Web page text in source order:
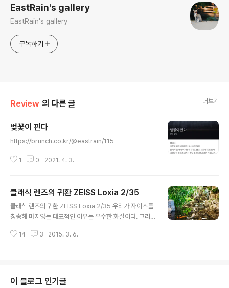
EastRain's gallery
EastRain's gallery
구독하기
Review 의 다른 글 더보기
벚꽃이 핀다
https://brunch.co.kr/@eastrain/115
1 0 2021. 4. 3.
클래식 렌즈의 귀환 ZEISS Loxia 2/35
클래식 렌즈의 귀환 ZEISS Loxia 2/35 우리가 자이스를
칭송해 마지않는 대표적인 이유는 우수한 화질이다. 그러
자이스의 또 다른 의도를 눈치 채지 못했는지도 모른다. 그
물이 자이스 렌즈인 것이다. 그리고 지금 현재 자이스는 보
14 3 2015. 3. 6.
이 블로그 인기글